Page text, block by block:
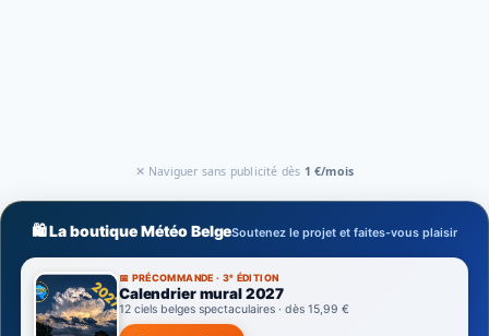
✕ Naviguer sans publicité dès 1 €/mois
🛍️ La boutique Météo BelgeSoutenez le projet et faites-vous plaisir
📅 PRÉCOMMANDE · 3ᵉ ÉDITION
Calendrier mural 2027
12 ciels belges spectaculaires · dès 15,99 €